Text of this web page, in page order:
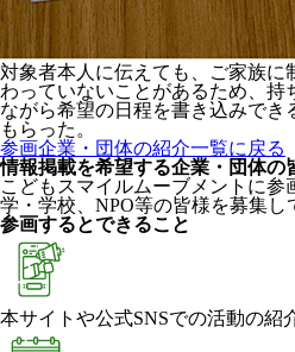
対象者本人に伝えても、ご家族に
わっていないことがあるため、持
ながら希望の日程を書き込みでき
もらった。
参画企業・団体の紹介一覧に戻る
情報掲載を希望する企業・団体の
こどもスマイルムーブメントに参
学・学校、NPO等の皆様を募集し
参画するとできること
本サイトや公式SNSでの活動の紹